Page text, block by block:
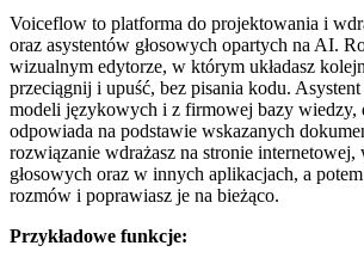
Voiceflow to platforma do projektowania i
oraz asystentów głosowych opartych na AI.
wizualnym edytorze, w którym układasz
przeciągnij i upuść, bez pisania kodu.
modeli językowych i z firmowej bazy wiedzy,
odpowiada na podstawie wskazanych
rozwiązanie wdrażasz na stronie internetowej,
głosowych oraz w innych aplikacjach, a
rozmów i poprawiasz je na bieżąco.
Przykładowe funkcje: